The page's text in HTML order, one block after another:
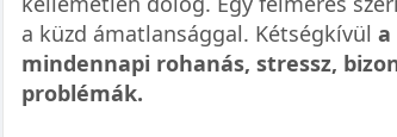
a küzd ámatlansággal. Kétségkívül a
mindennapi rohanás, stressz,
problémák.